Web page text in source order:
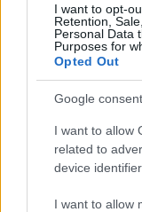
I want to opt-
Retention,
Personal Data
Purposes for
Opted Out
Google
I want to allow
related to
device
I want to allow